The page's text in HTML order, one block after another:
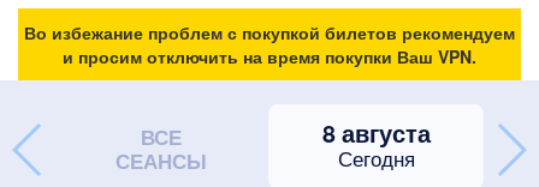
Во избежание проблем с покупкой билетов рекомендуем
и просим отключить на время покупки Ваш VPN.
ВСЕ
СЕАНСЫ
8 августа
Сегодня